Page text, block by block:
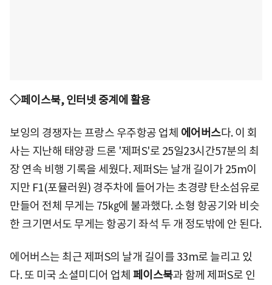
◇페이스북, 인터넷 중계에 활용
보잉의 경쟁자는 프랑스 우주항공 업체 에어버스다. 이 회
사는 지난해 태양광 드론 '제퍼S'로 25일23시간57분의 최
장 연속 비행 기록을 세웠다. 제퍼S는 날개 길이가 25m이
지만 F1(포뮬러원) 경주차에 들어가는 초경량 탄소섬유로
만들어 전체 무게는 75㎏에 불과했다. 소형 항공기와 비슷
한 크기면서도 무게는 항공기 좌석 두 개 정도밖에 안 된다.
에어버스는 최근 제퍼S의 날개 길이를 33m로 늘리고 있
다. 또 미국 소셜미디어 업체 페이스북과 함께 제퍼S로 인